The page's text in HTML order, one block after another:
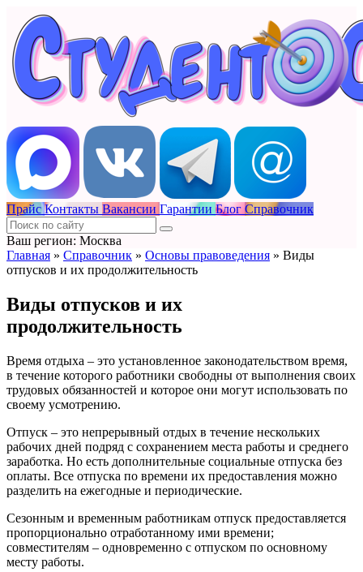
Прайс Контакты Вакансии Гарантии Блог Справочник
Ваш регион: Москва
Главная » Справочник » Основы правоведения » Виды
отпусков и их продолжительность
Виды отпусков и их
продолжительность
Время отдыха – это установленное законодательством время,
в течение которого работники свободны от выполнения своих
трудовых обязанностей и которое они могут использовать по
своему усмотрению.
Отпуск – это непрерывный отдых в течение нескольких
рабочих дней подряд с сохранением места работы и среднего
заработка. Но есть дополнительные социальные отпуска без
оплаты. Все отпуска по времени их предоставления можно
разделить на ежегодные и периодические.
Сезонным и временным работникам отпуск предоставляется
пропорционально отработанному ими времени;
совместителям – одновременно с отпуском по основному
месту работы.